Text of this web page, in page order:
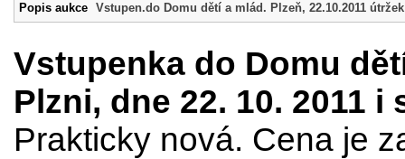
Popis aukce Vstupen.do Domu dětí a mlád. Plzeň, 22.10.2011 útržek
Vstupenka do Domu
Plzni, dne 22. 10. 2011
Prakticky nová. Cena je